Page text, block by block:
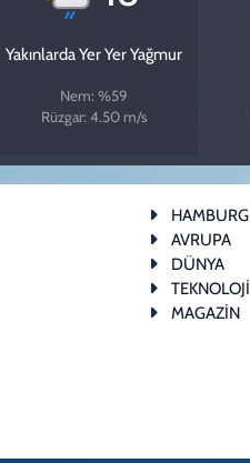
Yakınlarda Yer Yer Yağmur
Nem: %59
Rüzgar: 4.50 m/s
HAMBURG
AVRUPA
DÜNYA
TEKNOLOJİ
MAGAZİN